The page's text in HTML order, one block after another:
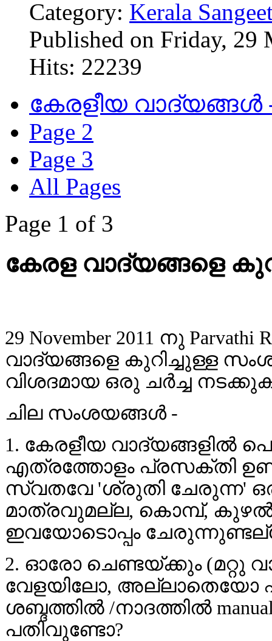
Category: Kerala
Published on Friday, 29
Hits: 22239
കേരളീയ വാദ്യങ്ങള്‍
Page 2
Page 3
All Pages
Page 1 of 3
കേരള വാദ്യങ്ങളെ
29 November 2011 നു
വാദ്യങ്ങളെ കുറിച്ചുള്ള
വിശദമായ ഒരു ചര്‍ച്ച
ചില സംശയങ്ങള്‍ -
1. കേരളീയ വാദ്യങ്ങളില്‍
എത്രത്തോളം പ്രസക്തി
സ്വതവേ 'ശ്രുതി ചേരുന്ന'
മാത്രവുമല്ല, കൊമ്പ്,
ഇവയോടൊപ്പം
2. ഓരോ ചെണ്ടയ്ക്കും (മറ്റു
വേളയിലോ, അല്ലാതെയോ
ശബ്ദത്തില്‍ /നാദത്തില്‍
പതിവുണ്ടോ?